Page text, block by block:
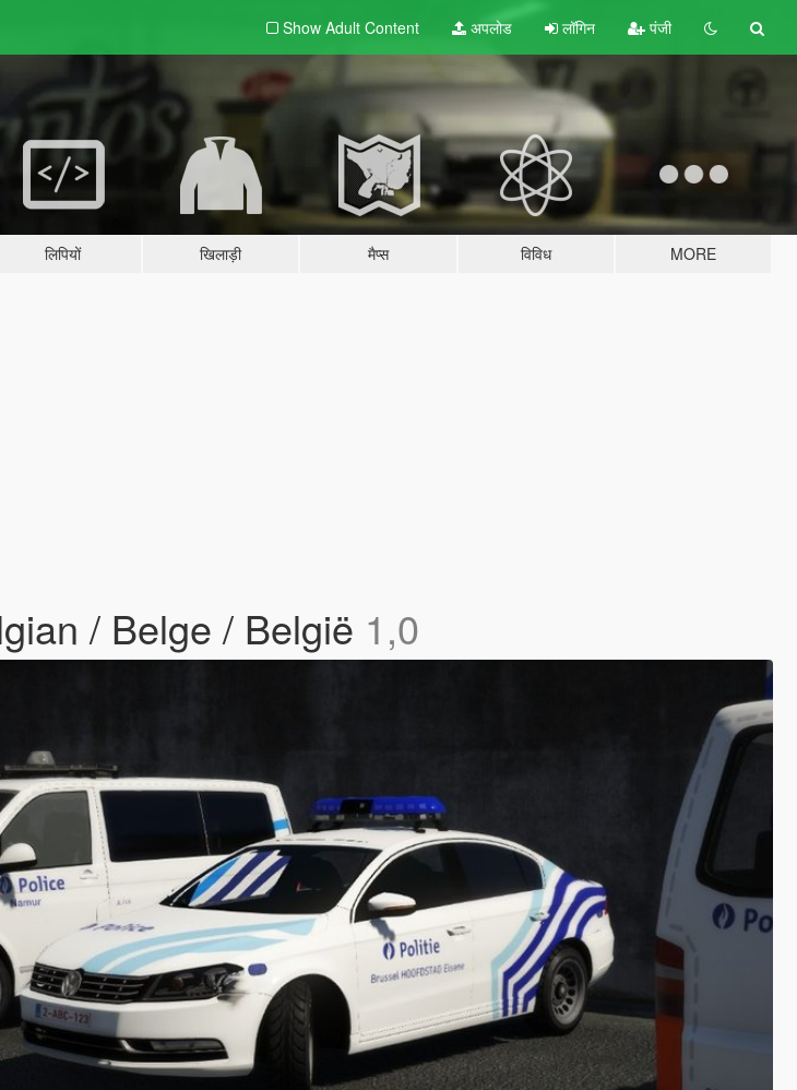
Show Adult Content अपलोड लॉगिन पंजी
लिपियों खिलाड़ी मैप्स विविध MORE
/ Belge / België 1,0